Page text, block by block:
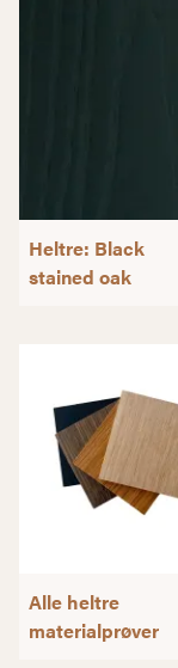
Heltre: Black
stained oak
Alle heltre
materialprøver